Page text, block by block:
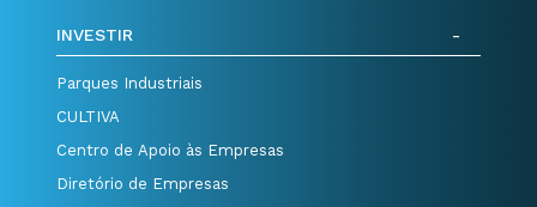
INVESTIR
Parques Industriais
CULTIVA
Centro de Apoio às Empresas
Diretório de Empresas